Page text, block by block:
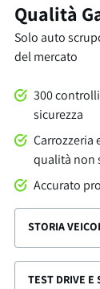
Qualità
Solo auto
del mercato
300
sicurezza
Carrozzeria
qualità non
Accurato
STORIA
TEST DRIVE E